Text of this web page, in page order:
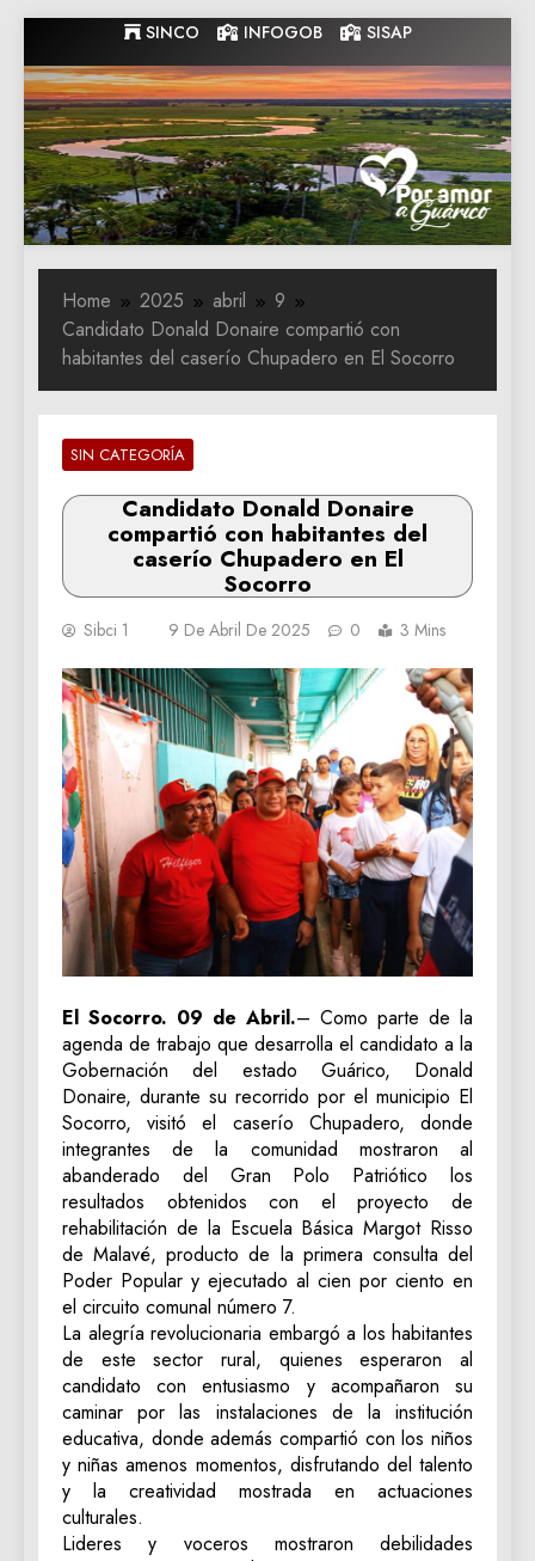
to
content
SINCO INFOGOB SISAP
Gobernacion
de Guarico
Gobernacion de Guarico
Home 2025 abril
9
Candidato Donald Donaire compartió con
habitantes del caserío Chupadero en El Socorro
SIN CATEGORÍA
Candidato Donald Donaire
compartió con habitantes del
caserío Chupadero en El
Socorro
Sibci 1 9 De Abril De 2025 0 3 Mins
El Socorro. 09 de Abril.– Como parte de la
agenda de trabajo que desarrolla el candidato a la
Gobernación del estado Guárico, Donald
Donaire, durante su recorrido por el municipio El
Socorro, visitó el caserío Chupadero, donde
integrantes de la comunidad mostraron al
abanderado del Gran Polo Patriótico los
resultados obtenidos con el proyecto de
rehabilitación de la Escuela Básica Margot Risso
de Malavé, producto de la primera consulta del
Poder Popular y ejecutado al cien por ciento en
el circuito comunal número 7.
La alegría revolucionaria embargó a los habitantes
de este sector rural, quienes esperaron al
candidato con entusiasmo y acompañaron su
caminar por las instalaciones de la institución
educativa, donde además compartió con los niños
y niñas amenos momentos, disfrutando del talento
y la creatividad mostrada en actuaciones
culturales.
Lideres y voceros mostraron debilidades